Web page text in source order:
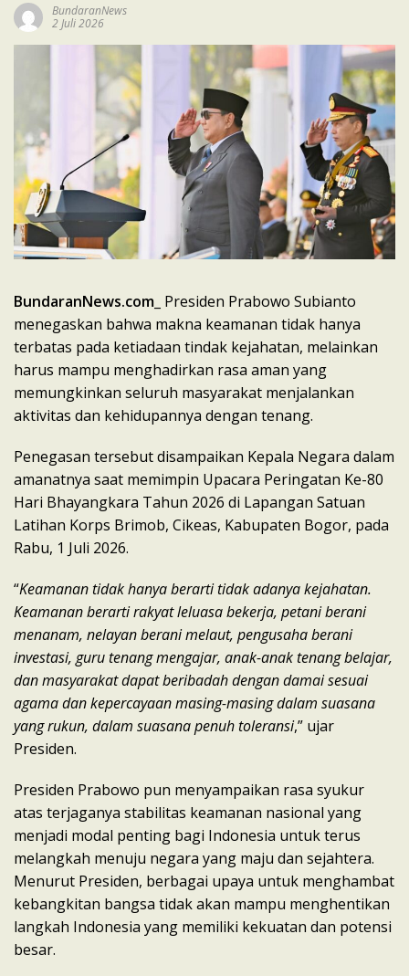
BundaranNews
2 Juli 2026
BundaranNews.com _ Presiden Prabowo Subianto
menegaskan bahwa makna keamanan tidak hanya
terbatas pada ketiadaan tindak kejahatan, melainkan
harus mampu menghadirkan rasa aman yang
memungkinkan seluruh masyarakat menjalankan
aktivitas dan kehidupannya dengan tenang.
Penegasan tersebut disampaikan Kepala Negara dalam
amanatnya saat memimpin Upacara Peringatan Ke-80
Hari Bhayangkara Tahun 2026 di Lapangan Satuan
Latihan Korps Brimob, Cikeas, Kabupaten Bogor, pada
Rabu, 1 Juli 2026.
“Keamanan tidak hanya berarti tidak adanya kejahatan.
Keamanan berarti rakyat leluasa bekerja, petani berani
menanam, nelayan berani melaut, pengusaha berani
investasi, guru tenang mengajar, anak-anak tenang belajar,
dan masyarakat dapat beribadah dengan damai sesuai
agama dan kepercayaan masing-masing dalam suasana
yang rukun, dalam suasana penuh toleransi,” ujar
Presiden.
Presiden Prabowo pun menyampaikan rasa syukur
atas terjaganya stabilitas keamanan nasional yang
menjadi modal penting bagi Indonesia untuk terus
melangkah menuju negara yang maju dan sejahtera.
Menurut Presiden, berbagai upaya untuk menghambat
kebangkitan bangsa tidak akan mampu menghentikan
langkah Indonesia yang memiliki kekuatan dan potensi
besar.